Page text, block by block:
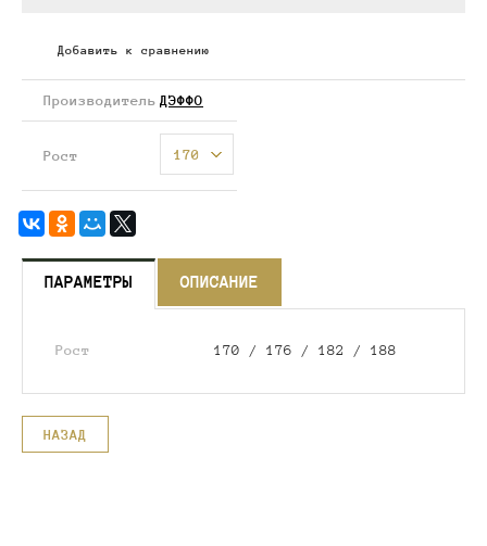
Добавить к сравнению
Производитель ДЭФФО
Рост 170
ПАРАМЕТРЫ ОПИСАНИЕ
Рост 170 / 176 / 182 / 188
НАЗАД